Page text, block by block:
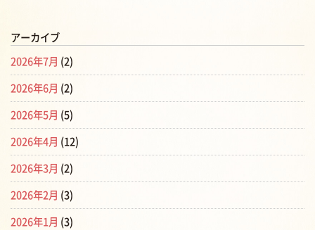
アーカイブ
2026年7月 (2)
2026年6月 (2)
2026年5月 (5)
2026年4月 (12)
2026年3月 (2)
2026年2月 (3)
2026年1月 (3)